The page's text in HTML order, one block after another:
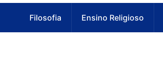
Filosofia Ensino Religioso